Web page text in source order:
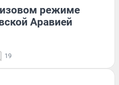
режиме
Аравией
19